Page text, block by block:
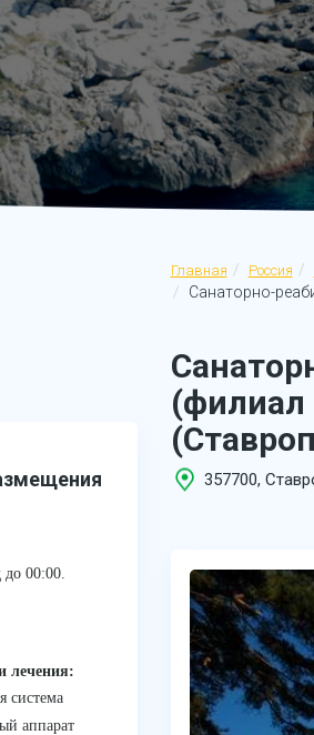
Главная Россия
Санаторно-
357700,
до 00:00.
лечения:
система
аппарат